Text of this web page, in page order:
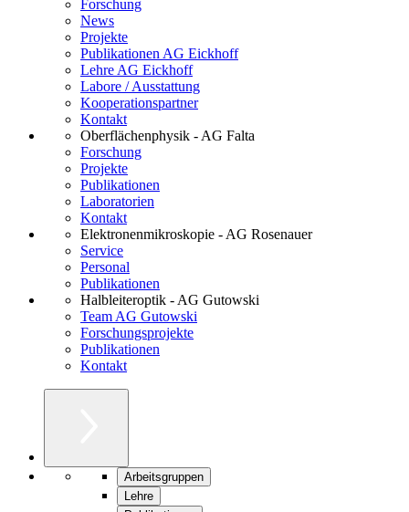
Forschung
News
Projekte
Publikationen AG Eickhoff
Lehre AG Eickhoff
Labore / Ausstattung
Kooperationspartner
Kontakt
Oberflächenphysik - AG Falta
Forschung
Projekte
Publikationen
Laboratorien
Kontakt
Elektronenmikroskopie - AG Rosenauer
Service
Personal
Publikationen
Halbleiteroptik - AG Gutowski
Team AG Gutowski
Forschungsprojekte
Publikationen
Kontakt
Arbeitsgruppen
Lehre